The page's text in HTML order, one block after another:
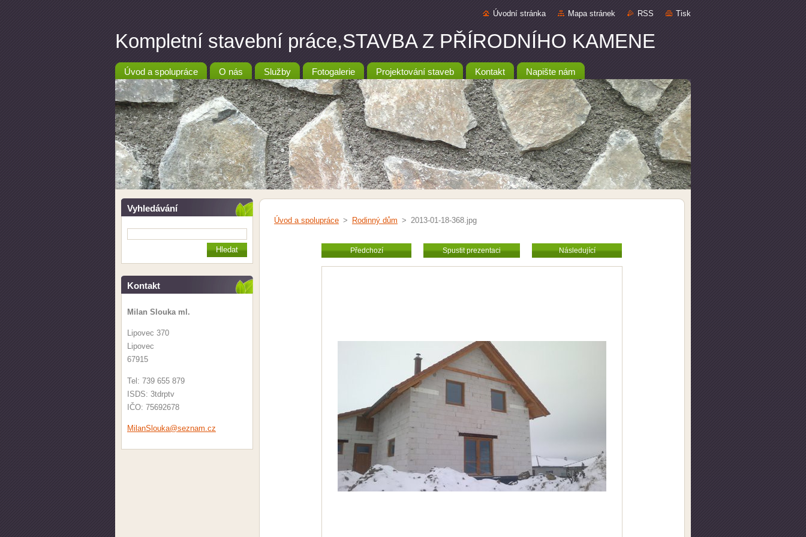
Úvodní stránka Mapa stránek RSS Tisk
Kompletní stavební práce,STAVBA Z PŘÍRODNÍHO KAMENE
Úvod a spolupráce O nás Služby Fotogalerie Projektování staveb Kontakt Napište nám
Vyhledávání
Kontakt
Milan Slouka ml.
Lipovec 370
Lipovec
67915
Tel: 739 655 879
ISDS: 3tdrptv
IČO: 75692678
MilanSlouka@seznam.cz
Úvod a spolupráce > Rodinný dům > 2013-01-18-368.jpg
Předchozí Spustit prezentaci Následující